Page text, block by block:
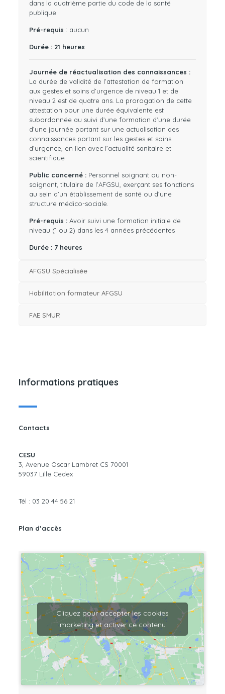
dans la quatrième partie du code de la santé
publique.
Pré-requis : aucun
Durée : 21 heures
Journée de réactualisation des connaissances :
La durée de validité de l’attestation de formation
aux gestes et soins d’urgence de niveau 1 et de
niveau 2 est de quatre ans. La prorogation de cette
attestation pour une durée équivalente est
subordonnée au suivi d’une formation d’une durée
d’une journée portant sur une actualisation des
connaissances portant sur les gestes et soins
d’urgence, en lien avec l’actualité sanitaire et
scientifique
Public concerné :Personnel soignant ou non-
soignant, titulaire de l’AFGSU, exerçant ses fonctions
au sein d’un établissement de santé ou d’une
structure médico-sociale.
Pré-requis :Avoir suivi une formation initiale de
niveau (1 ou 2) dans les 4 années précédentes
Durée : 7 heures
AFGSU Spécialisée
Habilitation formateur AFGSU
FAE SMUR
Informations pratiques
Contacts
CESU
3, Avenue Oscar Lambret CS 70001
59037 Lille Cedex
Tél : 03 20 44 56 21
Plan d’accès
Cliquez pour accepter les cookies
marketing et activer ce contenu